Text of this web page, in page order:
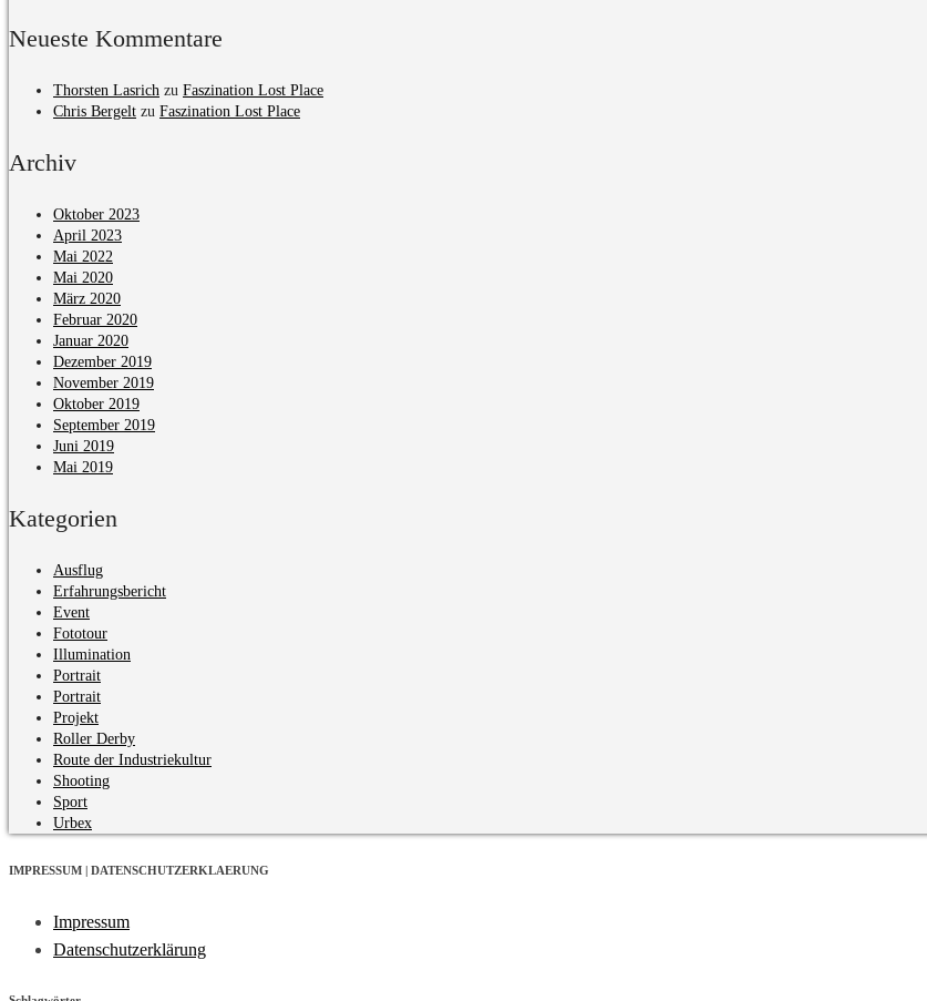
Neueste Kommentare
Thorsten Lasrich zu Faszination Lost Place
Chris Bergelt zu Faszination Lost Place
Archiv
Oktober 2023
April 2023
Mai 2022
Mai 2020
März 2020
Februar 2020
Januar 2020
Dezember 2019
November 2019
Oktober 2019
September 2019
Juni 2019
Mai 2019
Kategorien
Ausflug
Erfahrungsbericht
Event
Fototour
Illumination
Portrait
Portrait
Projekt
Roller Derby
Route der Industriekultur
Shooting
Sport
Urbex
IMPRESSUM | DATENSCHUTZERKLAERUNG
Impressum
Datenschutzerklärung